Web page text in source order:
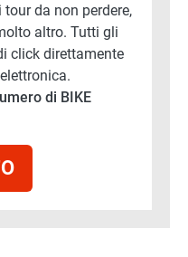
tour da non perdere,
altro. Tutti gli
click direttamente
di BIKE